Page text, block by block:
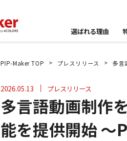
選ばれる理由
PIP-Maker TOP > プレスリリース > 多言
2026.05.13 プレスリリース
多言語動画制作
能を提供開始 ～